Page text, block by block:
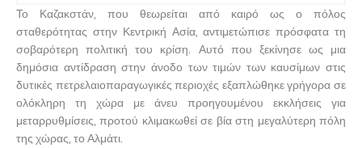
Το Καζακστάν, που θεωρείται από καιρό ως ο πόλος
σταθερότητας στην Κεντρική Ασία, αντιμετώπισε πρόσφατα τη
σοβαρότερη πολιτική του κρίση. Αυτό που ξεκίνησε ως μια
δημόσια αντίδραση στην άνοδο των τιμών των καυσίμων στις
δυτικές πετρελαιοπαραγωγικές περιοχές εξαπλώθηκε γρήγορα σε
ολόκληρη τη χώρα με άνευ προηγουμένου εκκλήσεις για
μεταρρυθμίσεις, προτού κλιμακωθεί σε βία στη μεγαλύτερη πόλη
της χώρας, το Αλμάτι.